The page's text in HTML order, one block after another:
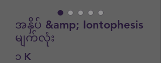
အနှိပ် &amp; Iontophesis
မျက်လုံး
၁ K